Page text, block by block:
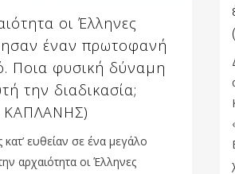
οι Έλληνες
έναν πρωτοφανή
Ποια φυσική δύναμη
την διαδικασία;
ΚΑΠΛΑΝΗΣ)
ευθείαν σε ένα μεγάλο
αρχαιότητα οι Έλληνες